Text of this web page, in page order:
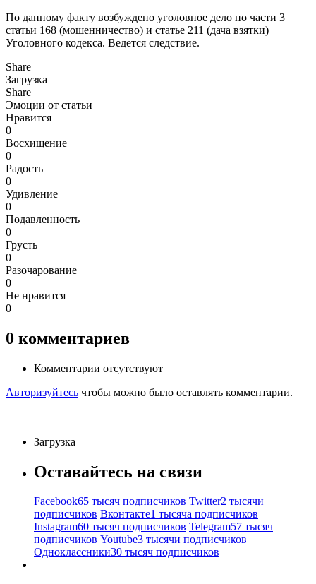
По данному факту возбуждено уголовное дело по части 3
статьи 168 (мошенничество) и статье 211 (дача взятки)
Уголовного кодекса. Ведется следствие.
Share
Загрузка
Share
Эмоции от статьи
Нравится
0
Восхищение
0
Радость
0
Удивление
0
Подавленность
0
Грусть
0
Разочарование
0
Не нравится
0
0 комментариев
Комментарии отсутствуют
Авторизуйтесь чтобы можно было оставлять комментарии.
Загрузка
Оставайтесь на связи
Facebook65 тысяч подписчиков Twitter2 тысячи
подписчиков Вконтакте1 тысяча подписчиков
Instagram60 тысяч подписчиков Telegram57 тысяч
подписчиков Youtube3 тысячи подписчиков
Одноклассники30 тысяч подписчиков